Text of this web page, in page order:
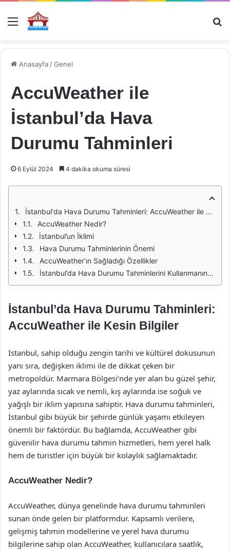
Menü
Anasayfa /Genel
AccuWeather ile
İstanbul’da Hava
Durumu Tahminleri
6 Eylül 2024 4 dakika okuma süresi
İstanbul'da Hava Durumu Tahminleri: AccuWeather ile Kesin Bilgiler
AccuWeather Nedir?
İstanbul’un İklimi
Hava Durumu Tahminlerinin Önemi
AccuWeather’ın Sağladığı Özellikler
İstanbul’da Hava Durumu Tahminlerini Kullanmanın Avantajları
İstanbul’da Hava Durumu Tahminleri:
AccuWeather ile Kesin Bilgiler
İstanbul, sahip olduğu zengin tarihi ve kültürel dokusunun
yanı sıra, değişken iklimi ile de dikkat çeken bir
metropoldür. Marmara Bölgesi’nde yer alan bu güzel şehir,
yaz aylarında sıcak ve nemli, kış aylarında ise soğuk ve
yağışlı bir iklim yapısına sahiptir. Hava durumu tahminleri,
İstanbul gibi büyük bir şehirde günlük yaşamı etkileyen
önemli bir faktördür. Bu bağlamda, AccuWeather gibi
güvenilir hava durumu tahmin hizmetleri, hem yerel halk
hem de turistler için büyük bir kolaylık sağlamaktadır.
AccuWeather Nedir?
AccuWeather, dünya genelinde hava durumu tahminleri
sunan önde gelen bir platformdur. Kapsamlı verilere,
gelişmiş tahmin modellerine ve yerel hava durumu
bilgilerine sahip olan AccuWeather, kullanıcılara saatlik,